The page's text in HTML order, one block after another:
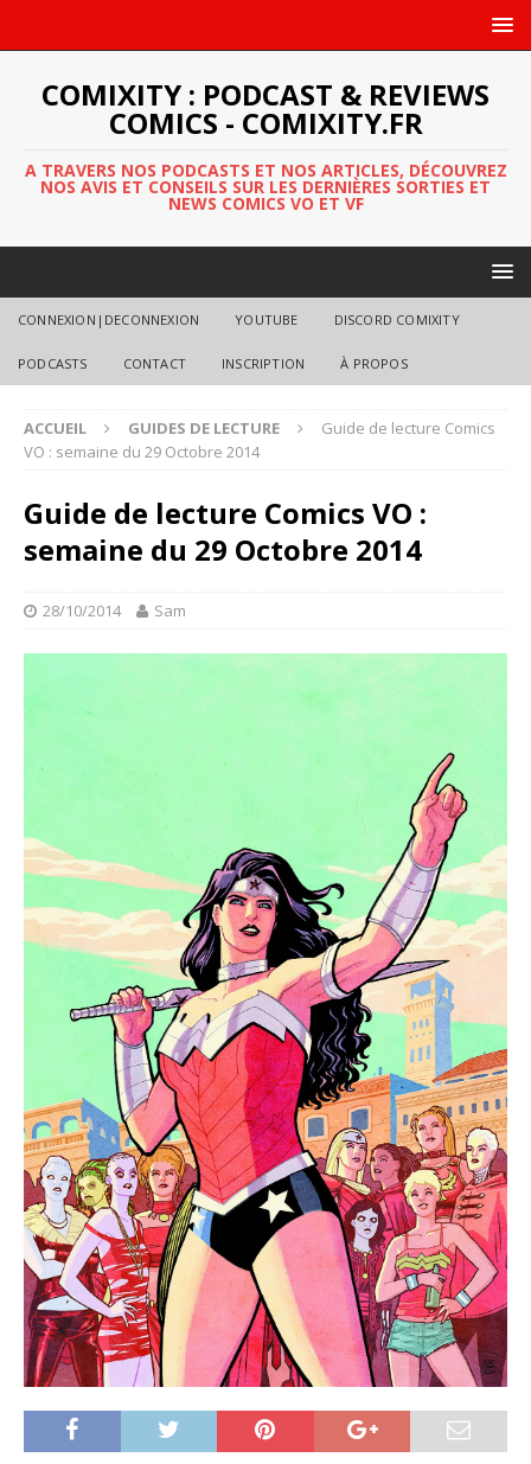
COMIXITY : PODCAST & REVIEWS
COMICS - COMIXITY.FR
A TRAVERS NOS PODCASTS ET NOS ARTICLES, DÉCOUVREZ
NOS AVIS ET CONSEILS SUR LES DERNIÈRES SORTIES ET
NEWS COMICS VO ET VF
CONNEXION|DECONNEXION YOUTUBE DISCORD COMIXITY
PODCASTS CONTACT INSCRIPTION À PROPOS
ACCUEIL GUIDES DE LECTURE
Guide de lecture Comics
VO : semaine du 29 Octobre 2014
Guide de lecture Comics VO :
semaine du 29 Octobre 2014
28/10/2014 Sam